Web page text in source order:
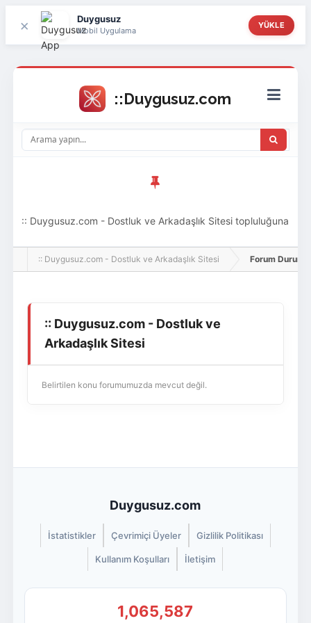
× Duygusuz
Mobil Uygulama
YÜKLE
Giriş Yap Üye Ol
:: Duygusuz.com - Dostluk ve Arkadaşlık Sitesi topluluğuna
hoş geldin ziyaretçi! Aramıza katılmak istersen kayıt
:: Duygusuz.com - Dostluk ve Arkadaşlık Sitesi Forum Durumu
:: Duygusuz.com - Dostluk ve
Arkadaşlık Sitesi
Belirtilen konu forumumuzda mevcut değil.
Duygusuz.com
İstatistikler Çevrimiçi Üyeler Gizlilik Politikası
Kullanım Koşulları İletişim
1,065,587